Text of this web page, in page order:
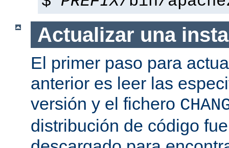
Actualizar una
El primer paso para
anterior es leer las
versión y el fichero
distribución de código